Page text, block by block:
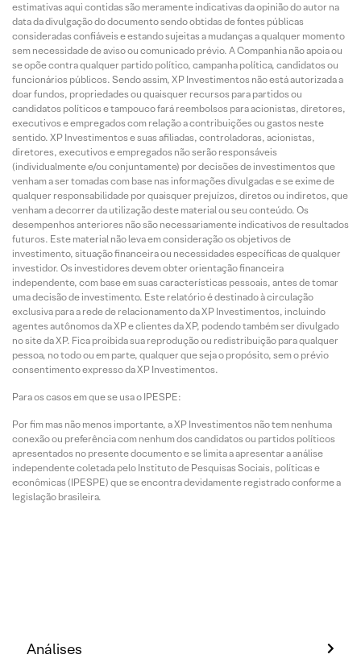
estimativas aqui contidas são meramente indicativas da opinião do autor na
data da divulgação do documento sendo obtidas de fontes públicas
consideradas confiáveis e estando sujeitas a mudanças a qualquer momento
sem necessidade de aviso ou comunicado prévio. A Companhia não apoia ou
se opõe contra qualquer partido político, campanha política, candidatos ou
funcionários públicos. Sendo assim, XP Investimentos não está autorizada a
doar fundos, propriedades ou quaisquer recursos para partidos ou
candidatos políticos e tampouco fará reembolsos para acionistas, diretores,
executivos e empregados com relação a contribuições ou gastos neste
sentido. XP Investimentos e suas afiliadas, controladoras, acionistas,
diretores, executivos e empregados não serão responsáveis
(individualmente e/ou conjuntamente) por decisões de investimentos que
venham a ser tomadas com base nas informações divulgadas e se exime de
qualquer responsabilidade por quaisquer prejuízos, diretos ou indiretos, que
venham a decorrer da utilização deste material ou seu conteúdo. Os
desempenhos anteriores não são necessariamente indicativos de resultados
futuros. Este material não leva em consideração os objetivos de
investimento, situação financeira ou necessidades específicas de qualquer
investidor. Os investidores devem obter orientação financeira
independente, com base em suas características pessoais, antes de tomar
uma decisão de investimento. Este relatório é destinado à circulação
exclusiva para a rede de relacionamento da XP Investimentos, incluindo
agentes autônomos da XP e clientes da XP, podendo também ser divulgado
no site da XP. Fica proibida sua reprodução ou redistribuição para qualquer
pessoa, no todo ou em parte, qualquer que seja o propósito, sem o prévio
consentimento expresso da XP Investimentos.
Para os casos em que se usa o IPESPE:
Por fim mas não menos importante, a XP Investimentos não tem nenhuma
conexão ou preferência com nenhum dos candidatos ou partidos políticos
apresentados no presente documento e se limita a apresentar a análise
independente coletada pelo Instituto de Pesquisas Sociais, políticas e
econômicas (IPESPE) que se encontra devidamente registrado conforme a
legislação brasileira.
Análises